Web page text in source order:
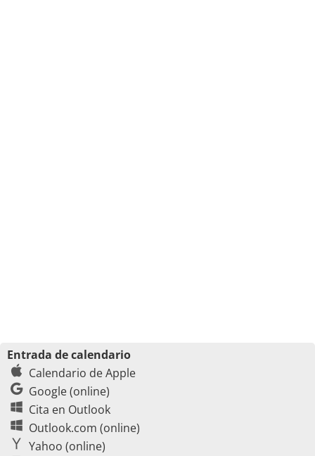
Entrada de calendario
Calendario de Apple
Google (online)
Cita en Outlook
Outlook.com (online)
Yahoo (online)